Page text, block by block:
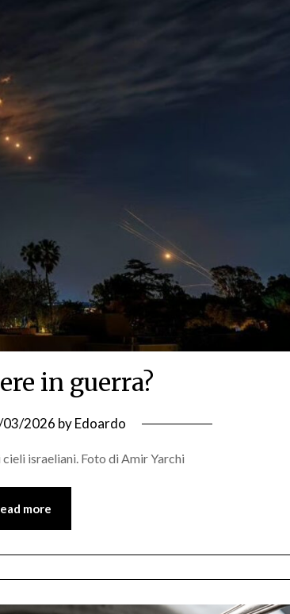
in guerra?
03/2026 byEdoardo
israeliani. Foto di Amir Yarchi
more